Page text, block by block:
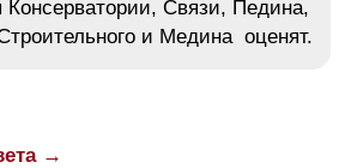
Консерватории, Связи, Педина,
и Медина оценят.
→